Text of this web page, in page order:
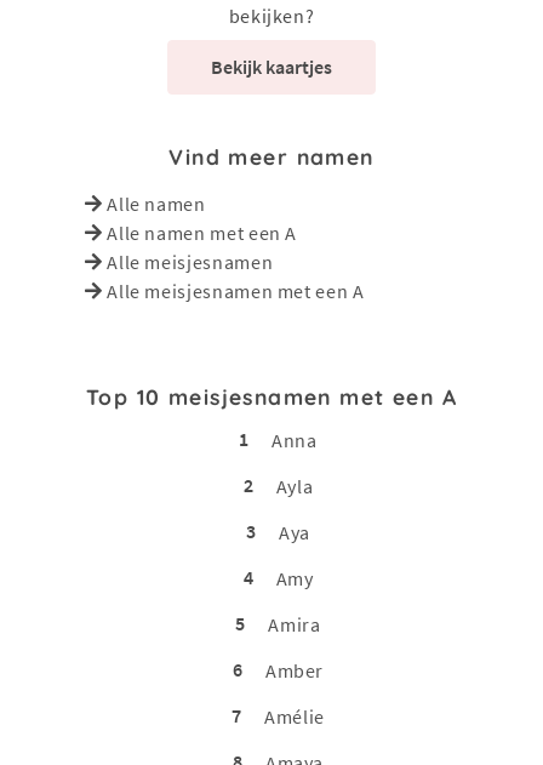
bekijken?
Bekijk kaartjes
Vind meer namen
Alle namen
Alle namen met een A
Alle meisjesnamen
Alle meisjesnamen met een A
Top 10 meisjesnamen met een A
1
Anna
2
Ayla
3
Aya
4
Amy
5
Amira
6
Amber
7
Amélie